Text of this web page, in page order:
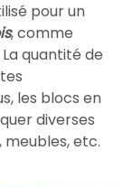
pour un
, comme
quantité de
les blocs en
diverses
etc.